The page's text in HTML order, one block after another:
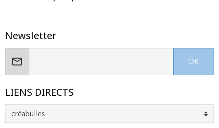
Newsletter
OK
LIENS DIRECTS